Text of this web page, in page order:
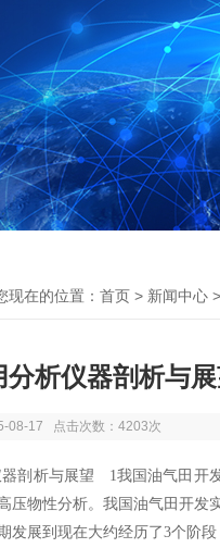
现在的位置： 首页 > 新闻中心
析仪器剖析与
08-17 点击次数：4203次
器剖析与展望 1我国油气田
物性分析。我国油气田开发
展到现在大约经历了3个阶